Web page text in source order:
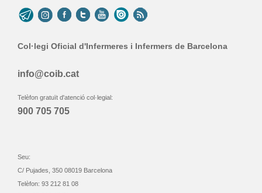
Col·legi Oficial d'Infermeres i Infermers de Barcelona
info@coib.cat
Telèfon gratuït d'atenció col·legial:
900 705 705
Seu:
C/ Pujades, 350 08019 Barcelona
Telèfon: 93 212 81 08